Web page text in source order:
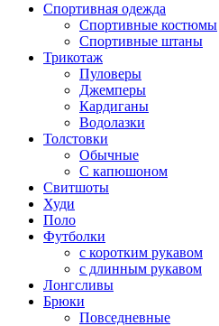
Спортивная одежда
Спортивные костюмы
Спортивные штаны
Трикотаж
Пуловеры
Джемперы
Кардиганы
Водолазки
Толстовки
Обычные
С капюшоном
Свитшоты
Худи
Поло
Футболки
с коротким рукавом
с длинным рукавом
Лонгсливы
Брюки
Повседневные